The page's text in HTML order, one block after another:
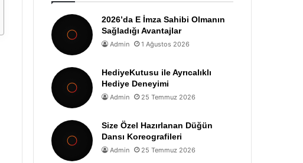
2026’da E İmza Sahibi Olmanın
Sağladığı Avantajlar
Admin 1 Ağustos 2026
HediyeKutusu ile Ayrıcalıklı
Hediye Deneyimi
Admin 25 Temmuz 2026
Size Özel Hazırlanan Düğün
Dansı Koreografileri
Admin 25 Temmuz 2026